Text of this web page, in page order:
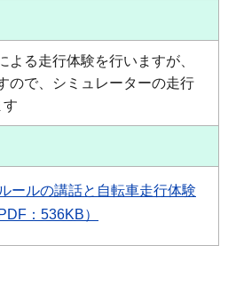
よる走行体験を行いますが、
ので、シミュレーターの走行
す
ールの講話と自転車走行体験
：536KB）